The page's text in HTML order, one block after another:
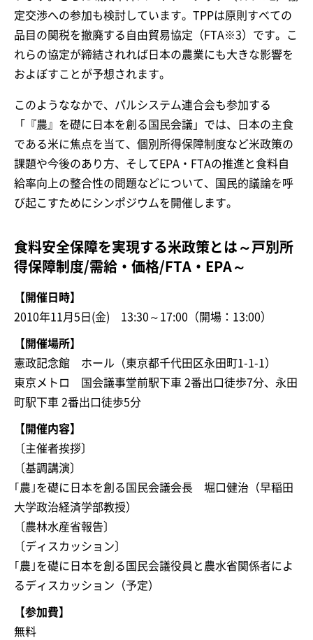
定交渉への参加も検討しています。TPPは原則すべての
品目の関税を撤廃する自由貿易協定（FTA※3）です。こ
れらの協定が締結されれば日本の農業にも大きな影響を
およぼすことが予想されます。
このようななかで、パルシステム連合会も参加する
「『農』を礎に日本を創る国民会議」では、日本の主食
である米に焦点を当て、個別所得保障制度など米政策の
課題や今後のあり方、そしてEPA・FTAの推進と食料自
給率向上の整合性の問題などについて、国民的議論を呼
び起こすためにシンポジウムを開催します。
食料安全保障を実現する米政策とは～戸別所
得保障制度/需給・価格/FTA・EPA～
【開催日時】
2010年11月5日(金) 13:30～17:00（開場：13:00）
【開催場所】
憲政記念館 ホール（東京都千代田区永田町1-1-1）
東京メトロ 国会議事堂前駅下車 2番出口徒歩7分、永田
町駅下車 2番出口徒歩5分
【開催内容】
〔主催者挨拶〕
〔基調講演〕
｢農｣を礎に日本を創る国民会議会長 堀口健治（早稲田
大学政治経済学部教授）
〔農林水産省報告〕
〔ディスカッション〕
｢農｣を礎に日本を創る国民会議役員と農水省関係者によ
るディスカッション（予定）
【参加費】
無料